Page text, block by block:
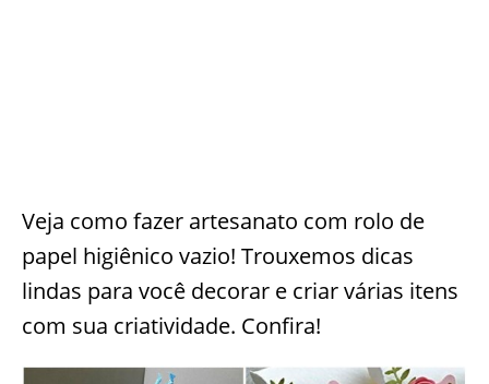
Veja como fazer artesanato com rolo de
papel higiênico vazio! Trouxemos dicas
lindas para você decorar e criar várias itens
com sua criatividade. Confira!